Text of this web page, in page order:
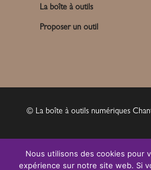
La boîte à outils
Proposer un outil
© La boîte à outils numériques
Nous utilisons des cookies pour
expérience sur notre site web. Si